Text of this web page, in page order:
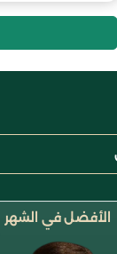
الأفضل في الشهر